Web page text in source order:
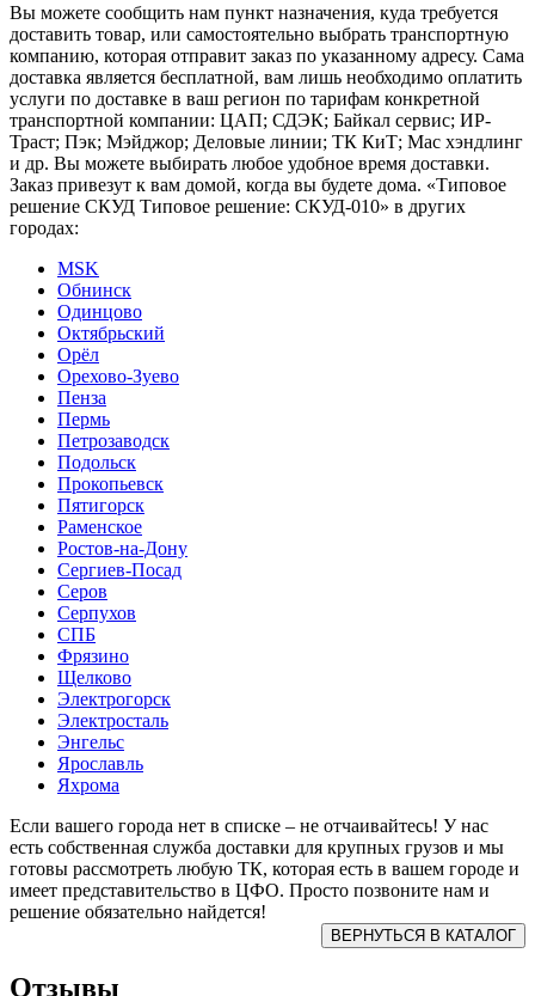
Вы можете сообщить нам пункт назначения, куда требуется
доставить товар, или самостоятельно выбрать транспортную
компанию, которая отправит заказ по указанному адресу. Сама
доставка является бесплатной, вам лишь необходимо оплатить
услуги по доставке в ваш регион по тарифам конкретной
транспортной компании: ЦАП; СДЭК; Байкал сервис; ИР-
Траст; Пэк; Мэйджор; Деловые линии; ТК КиТ; Мас хэндлинг
и др. Вы можете выбирать любое удобное время доставки.
Заказ привезут к вам домой, когда вы будете дома. «Типовое
решение СКУД Типовое решение: СКУД-010» в других
городах:
MSK
Обнинск
Одинцово
Октябрьский
Орёл
Орехово-Зуево
Пенза
Пермь
Петрозаводск
Подольск
Прокопьевск
Пятигорск
Раменское
Ростов-на-Дону
Сергиев-Посад
Серов
Серпухов
СПБ
Фрязино
Щелково
Электрогорск
Электросталь
Энгельс
Ярославль
Яхрома
Если вашего города нет в списке – не отчаивайтесь! У нас
есть собственная служба доставки для крупных грузов и мы
готовы рассмотреть любую ТК, которая есть в вашем городе и
имеет представительство в ЦФО. Просто позвоните нам и
решение обязательно найдется!
Отзывы